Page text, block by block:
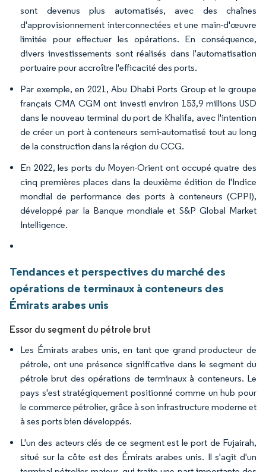
sont devenus plus automatisés, avec des chaînes
d'approvisionnement interconnectées et une main-d'œuvre
limitée pour effectuer les opérations. En conséquence,
divers investissements sont réalisés dans l'automatisation
portuaire pour accroître l'efficacité des ports.
Par exemple, en 2021, Abu Dhabi Ports Group et le groupe
français CMA CGM ont investi environ 153,9 millions USD
dans le nouveau terminal du port de Khalifa, avec l'intention
de créer un port à conteneurs semi-automatisé tout au long
de la construction dans la région du CCG.
En 2022, les ports du Moyen-Orient ont occupé quatre des
cinq premières places dans la deuxième édition de l'Indice
mondial de performance des ports à conteneurs (CPPI),
développé par la Banque mondiale et S&P Global Market
Intelligence.
Tendances et perspectives du marché des
opérations de terminaux à conteneurs des
Émirats arabes unis
Essor du segment du pétrole brut
Les Émirats arabes unis, en tant que grand producteur de
pétrole, ont une présence significative dans le segment du
pétrole brut des opérations de terminaux à conteneurs. Le
pays s'est stratégiquement positionné comme un hub pour
le commerce pétrolier, grâce à son infrastructure moderne et
à ses ports bien développés.
L'un des acteurs clés de ce segment est le port de Fujairah,
situé sur la côte est des Émirats arabes unis. Il s'agit d'un